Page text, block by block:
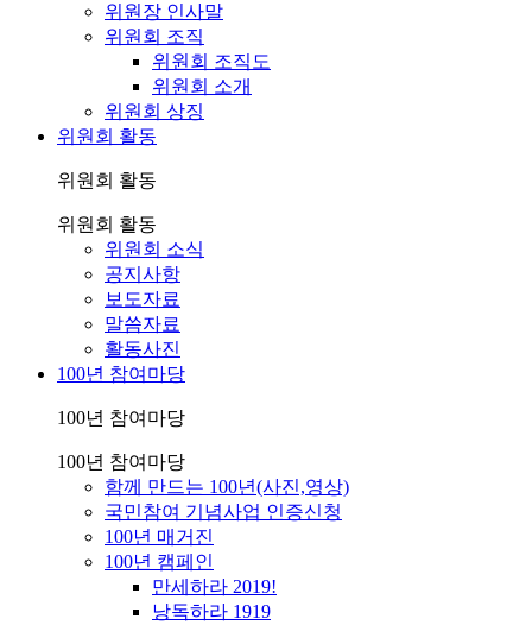
위원장 인사말
위원회 조직
위원회 조직도
위원회 소개
위원회 상징
위원회 활동
위원회 활동
위원회 활동
위원회 소식
공지사항
보도자료
말씀자료
활동사진
100년 참여마당
100년 참여마당
100년 참여마당
함께 만드는 100년(사진,영상)
국민참여 기념사업 인증신청
100년 매거진
100년 캠페인
만세하라 2019!
낭독하라 1919